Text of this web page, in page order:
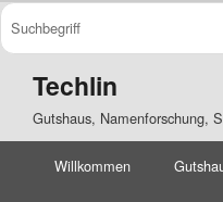
Techlin
Gutshaus, Namenforschung,
Willkommen